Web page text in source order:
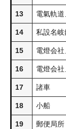
13 電氣軌
14 私設名
15 電燈会社
16 電燈会社
17 諸車
18 小船
19 郵便局所